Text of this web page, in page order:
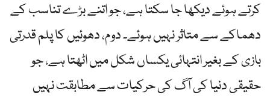
کرتے ہوئے دیکھا جا سکتا ہے، جو اتنے بڑے تناسب کے
دھماکے سے متاثر نہیں ہوئے۔ دوم، دھوئیں کا پلم قدرتی
بازی کے بغیر انتہائی یکساں شکل میں اٹھتا ہے، جو
حقیقی دنیا کی آگ کی حرکیات سے مطابقت نہیں